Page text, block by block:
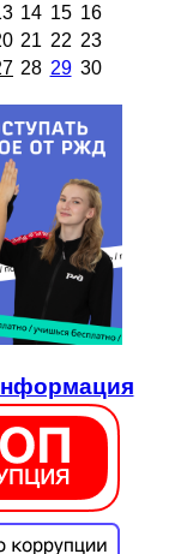
14 15 16
21 22 23
28 29 30